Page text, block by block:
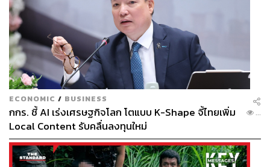
ECONOMIC / BUSINESS
กกร. ชี้ AI เร่งเศรษฐกิจโลก โตแบบ K-Shape จี้ไทยเพิ่ม
Local Content รับคลื่นลงทุนใหม่
...